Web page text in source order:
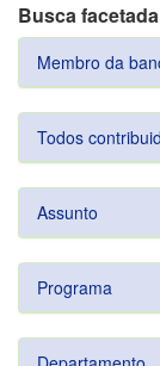
Busca facetada
Membro da
Todos
Assunto
Programa